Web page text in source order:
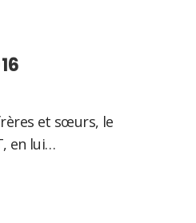
et sœurs, le
en lui…